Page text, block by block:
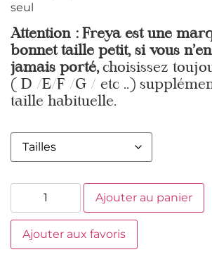
seul
Attention : Freya est une
bonnet taille petit, si vous n’en
jamais porté, choisissez
( D /E/F /G / etc ..)
taille habituelle.
Ajouter au panier
Ajouter aux favoris